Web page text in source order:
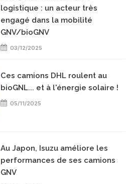
logistique : un acteur très
engagé dans la mobilité
GNV/bioGNV
03/12/2025
Ces camions DHL roulent au
bioGNL... et à l'énergie solaire !
05/11/2025
Au Japon, Isuzu améliore les
performances de ses camions
GNV